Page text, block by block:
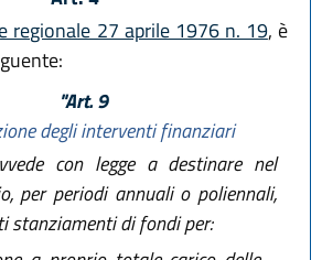
regionale 27 aprile 1976 n. 19, è
"Art. 9
degli interventi finanziari
con legge a destinare nel
per periodi annuali o poliennali,
stanziamenti di fondi per: